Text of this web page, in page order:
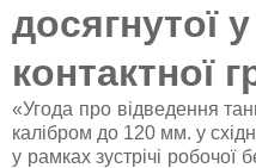
досягнутої
контактної
«Угода про відведення
калібром до 120 мм. у
у рамках зустрічі робочої